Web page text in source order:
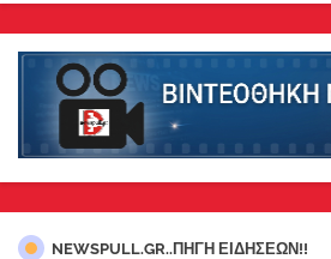
NEWSPULL.GR..ΠΗΓΗ ΕΙΔΗΣΕΩΝ!!